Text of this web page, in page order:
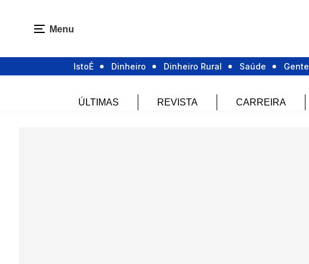
Menu
IstoÉ Dinheiro Dinheiro Rural Saúde Gente
ÚLTIMAS REVISTA CARREIRA